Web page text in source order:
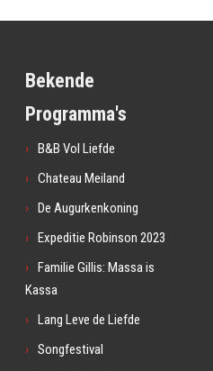
Bekende
Programma's
B&B Vol Liefde
Chateau Meiland
De Augurkenkoning
Expeditie Robinson 2023
Familie Gillis: Massa is
Kassa
Lang Leve de Liefde
Songfestival